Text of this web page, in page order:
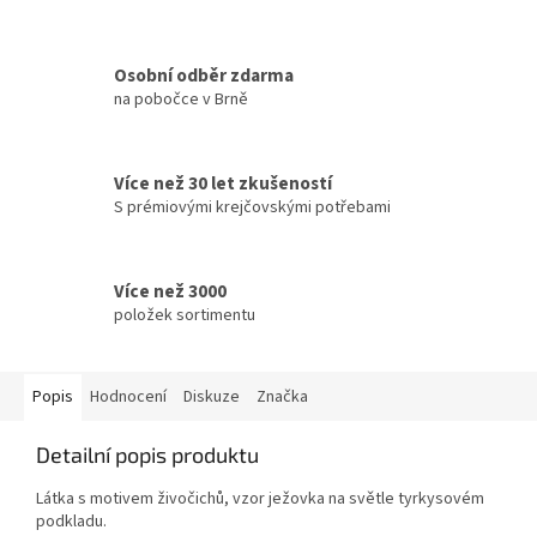
Osobní odběr zdarma
na pobočce v Brně
Více než 30 let zkušeností
S prémiovými krejčovskými potřebami
Více než 3000
položek sortimentu
Popis Hodnocení Diskuze Značka
Detailní popis produktu
Látka s motivem živočichů, vzor ježovka na světle tyrkysovém
podkladu.